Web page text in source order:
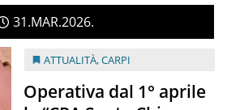
31 MAR2026
ATTUALITÀ,CARPI
Operativa dal 1° aprile